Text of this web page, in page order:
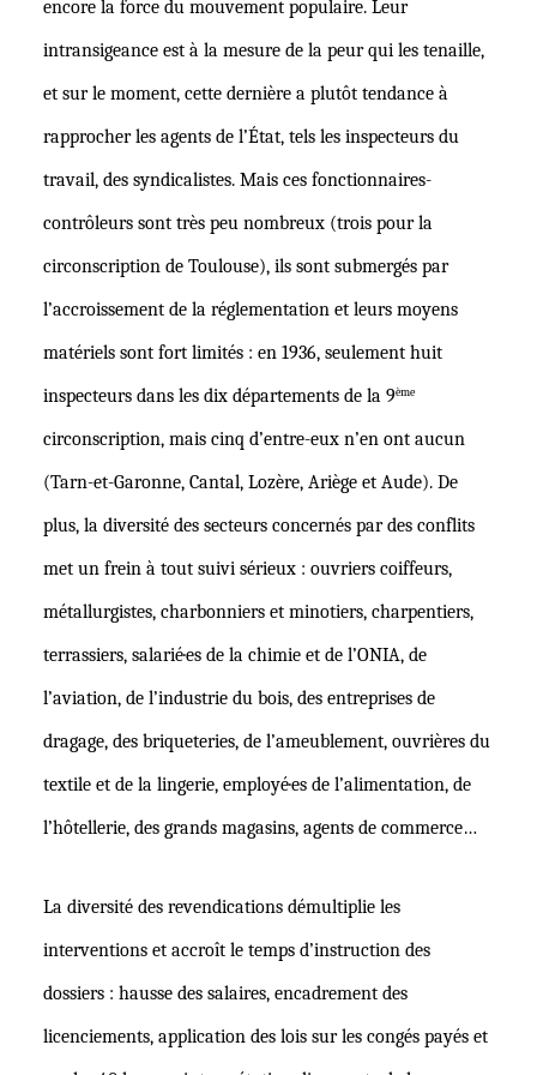
encore la force du mouvement populaire. Leur
intransigeance est à la mesure de la peur qui les tenaille,
et sur le moment, cette dernière a plutôt tendance à
rapprocher les agents de l’État, tels les inspecteurs du
travail, des syndicalistes. Mais ces fonctionnaires-
contrôleurs sont très peu nombreux (trois pour la
circonscription de Toulouse), ils sont submergés par
l’accroissement de la réglementation et leurs moyens
matériels sont fort limités : en 1936, seulement huit
inspecteurs dans les dix départements de la 9ème
circonscription, mais cinq d’entre-eux n’en ont aucun
(Tarn-et-Garonne, Cantal, Lozère, Ariège et Aude). De
plus, la diversité des secteurs concernés par des conflits
met un frein à tout suivi sérieux : ouvriers coiffeurs,
métallurgistes, charbonniers et minotiers, charpentiers,
terrassiers, salarié·es de la chimie et de l’ONIA, de
l’aviation, de l’industrie du bois, des entreprises de
dragage, des briqueteries, de l’ameublement, ouvrières du
textile et de la lingerie, employé·es de l’alimentation, de
l’hôtellerie, des grands magasins, agents de commerce…
La diversité des revendications démultiplie les
interventions et accroît le temps d’instruction des
dossiers : hausse des salaires, encadrement des
licenciements, application des lois sur les congés payés et